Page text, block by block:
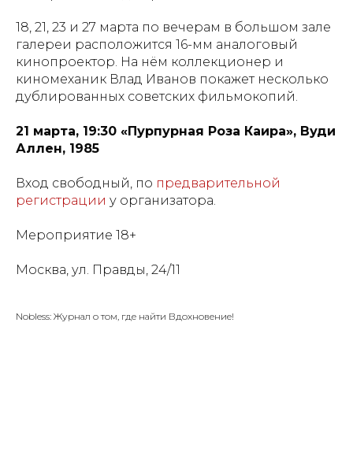
18, 21, 23 и 27 марта по вечерам в большом зале
галереи расположится 16-мм аналоговый
кинопроектор. На нём коллекционер и
киномеханик Влад Иванов покажет несколько
дублированных советских фильмокопий.
21 марта, 19:30 «Пурпурная Роза Каира», Вуди
Аллен, 1985
Вход свободный, по предварительной
регистрации у организатора.
Мероприятие 18+
Москва, ул. Правды, 24/11
Nobless: Журнал о том, где найти Вдохновение!